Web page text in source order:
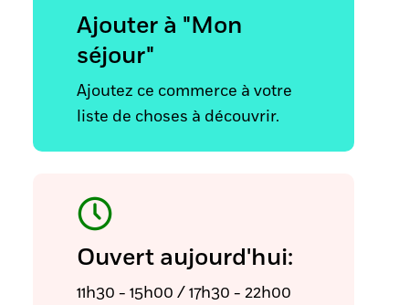
Ajouter à "Mon
séjour"
Ajoutez ce commerce à votre
liste de choses à découvrir.
Ouvert aujourd'hui:
11h30 - 15h00 / 17h30 - 22h00